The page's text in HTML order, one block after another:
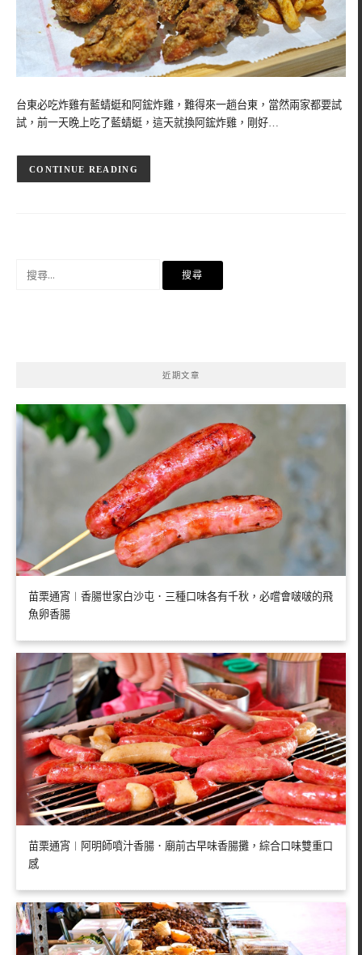
台東必吃炸雞有藍蜻蜓和阿鋐炸雞，難得來一趟台東，當然兩家都要試
試，前一天晚上吃了藍蜻蜓，這天就換阿鋐炸雞，剛好…
CONTINUE READING
近期文章
苗栗通宵︱香腸世家白沙屯．三種口味各有千秋，必嚐會啵啵的飛
魚卵香腸
苗栗通宵︱阿明師噴汁香腸．廟前古早味香腸攤，綜合口味雙重口
感